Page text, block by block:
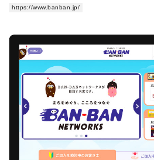
https://www.banban.jp/